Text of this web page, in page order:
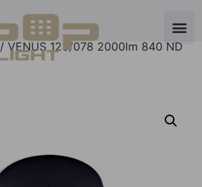
/ VENUS 125/078 2000lm 840 ND